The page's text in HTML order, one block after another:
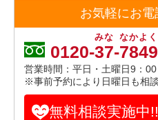
お気軽にお電
0120-37
みな
-7849
なかよく
営業時間：平日・土曜日9：
※事前予約により日曜日も相
無料相談実施中!!